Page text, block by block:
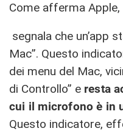
Come afferma Apple,
segnala che un’app
Mac”. Questo
dei menu del Mac,
di Controllo” e resta
cui il microfono è in
Questo indicatore,